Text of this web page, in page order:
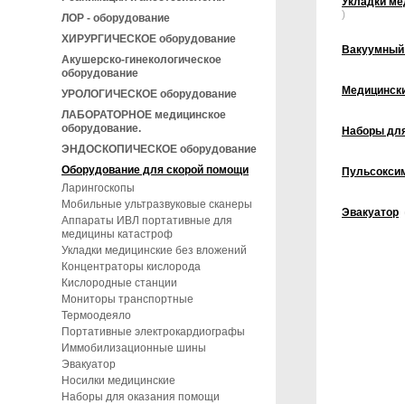
ЛОР - оборудование
ХИРУРГИЧЕСКОЕ оборудование
Акушерско-гинекологическое
оборудование
УРОЛОГИЧЕСКОЕ оборудование
ЛАБОРАТОРНОЕ медицинское
оборудование.
ЭНДОСКОПИЧЕСКОЕ оборудование
Оборудование для скорой помощи
Ларингоскопы
Мобильные ультразвуковые сканеры
Аппараты ИВЛ портативные для
медицины катастроф
Укладки медицинские без вложений
Концентраторы кислорода
Кислородные станции
Мониторы транспортные
Термоодеяло
Портативные электрокардиографы
Иммобилизационные шины
Эвакуатор
Носилки медицинские
Наборы для оказания помощи
)
Наборы
Эвакуатор